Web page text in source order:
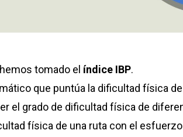
tomado el índice IBP.
que puntúa la dificultad física
el grado de dificultad física de
física de una ruta con el